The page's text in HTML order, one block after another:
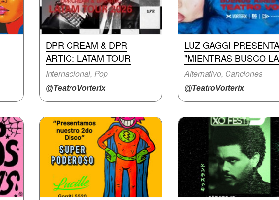
DPR CREAM & DPR
ARTIC: LATAM TOUR
Internacional, Pop
@TeatroVorterix
LUZ GAGGI PRESENTA
"MIENTRAS BUSCO LA
Alternativo, Canciones
@TeatroVorterix